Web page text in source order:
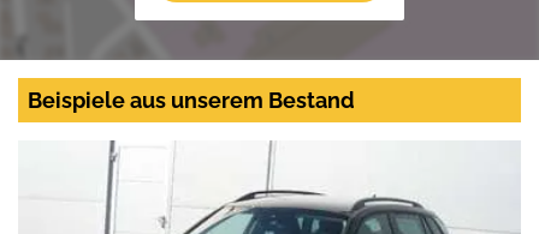
Beispiele aus unserem Bestand